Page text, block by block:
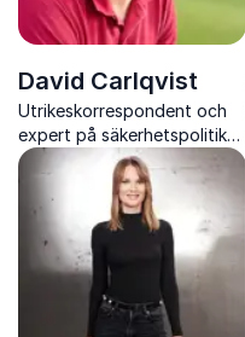
David Carlqvist
Utrikeskorrespondent och
expert på säkerhetspolitik
som ger er nya perspektiv
på världens maktspel